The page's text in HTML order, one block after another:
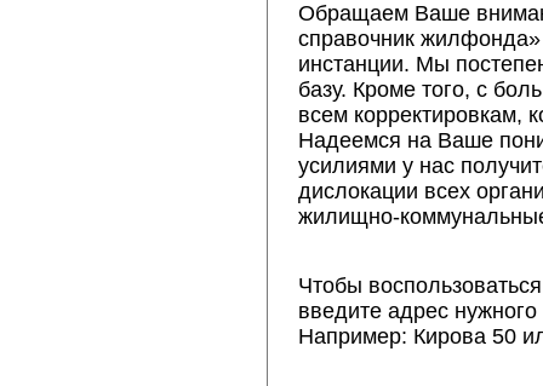
Обращаем Ваше
справочник
инстанции. Мы
базу. Кроме того, с
всем корректировкам,
Надеемся на Ваше
усилиями у нас
дислокации всех
жилищно-
Чтобы
введите адрес
Например: Кирова 50